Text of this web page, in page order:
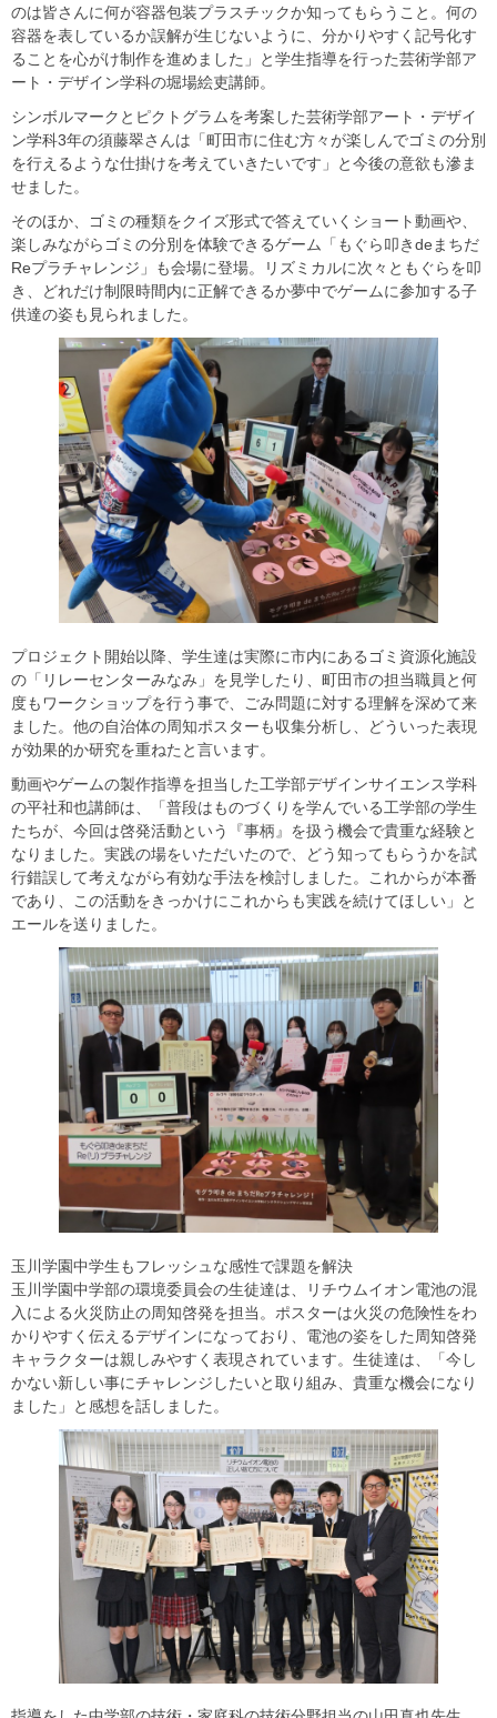
のは皆さんに何が容器包装プラスチックか知ってもらうこと。何の
容器を表しているか誤解が生じないように、分かりやすく記号化す
ることを心がけ制作を進めました」と学生指導を行った芸術学部ア
ート・デザイン学科の堀場絵吏講師。
シンボルマークとピクトグラムを考案した芸術学部アート・デザイ
ン学科3年の須藤翠さんは「町田市に住む方々が楽しんでゴミの分別
を行えるような仕掛けを考えていきたいです」と今後の意欲も滲ま
せました。
そのほか、ゴミの種類をクイズ形式で答えていくショート動画や、
楽しみながらゴミの分別を体験できるゲーム「もぐら叩きdeまちだ
Reプラチャレンジ」も会場に登場。リズミカルに次々ともぐらを叩
き、どれだけ制限時間内に正解できるか夢中でゲームに参加する子
供達の姿も見られました。
プロジェクト開始以降、学生達は実際に市内にあるゴミ資源化施設
の「リレーセンターみなみ」を見学したり、町田市の担当職員と何
度もワークショップを行う事で、ごみ問題に対する理解を深めて来
ました。他の自治体の周知ポスターも収集分析し、どういった表現
が効果的か研究を重ねたと言います。
動画やゲームの製作指導を担当した工学部デザインサイエンス学科
の平社和也講師は、「普段はものづくりを学んでいる工学部の学生
たちが、今回は啓発活動という『事柄』を扱う機会で貴重な経験と
なりました。実践の場をいただいたので、どう知ってもらうかを試
行錯誤して考えながら有効な手法を検討しました。これからが本番
であり、この活動をきっかけにこれからも実践を続けてほしい」と
エールを送りました。
玉川学園中学生もフレッシュな感性で課題を解決
玉川学園中学部の環境委員会の生徒達は、リチウムイオン電池の混
入による火災防止の周知啓発を担当。ポスターは火災の危険性をわ
かりやすく伝えるデザインになっており、電池の姿をした周知啓発
キャラクターは親しみやすく表現されています。生徒達は、「今し
かない新しい事にチャレンジしたいと取り組み、貴重な機会になり
ました」と感想を話しました。